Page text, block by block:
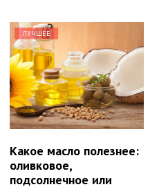
ЛУЧШЕЕ
Какое масло полезнее:
оливковое,
подсолнечное или